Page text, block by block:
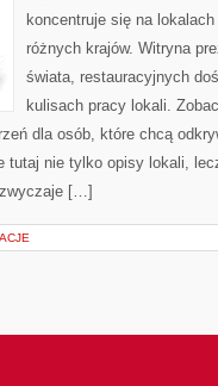
koncentruje się na
różnych krajów. Witryna
świata, restauracyjnych
kulisach pracy lokali.
dla osób, które chcą
tutaj nie tylko opisy lokali,
[…]